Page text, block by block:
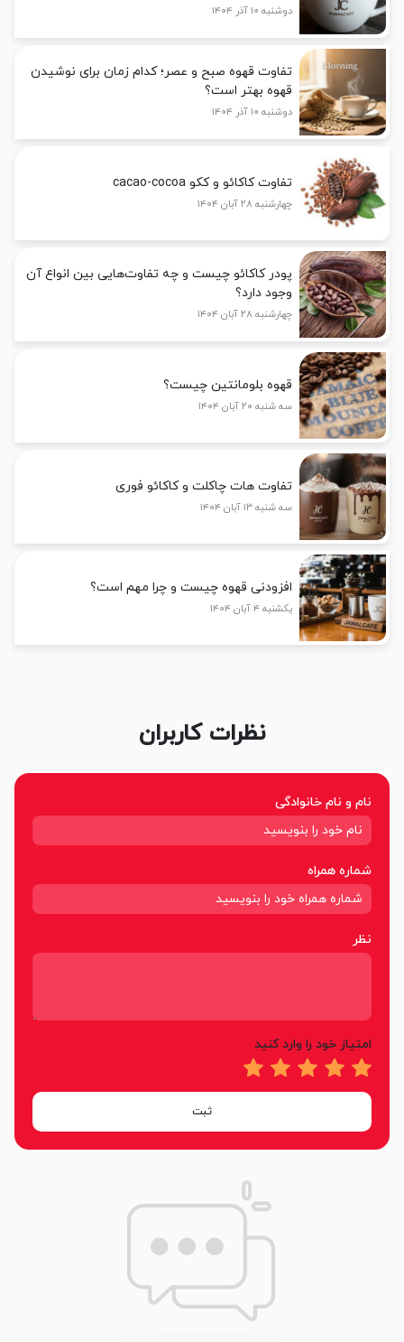
دوشنبه ۱۰ آذر ۱۴۰۴
تفاوت قهوه صبح و عصر؛ کدام زمان برای نوشیدن
قهوه بهتر است؟
دوشنبه ۱۰ آذر ۱۴۰۴
تفاوت کاکائو و ککو cacao-cocoa
چهارشنبه ۲۸ آبان ۱۴۰۴
پودر کاکائو چیست و چه تفاوت‌هایی بین انواع آن
وجود دارد؟
چهارشنبه ۲۸ آبان ۱۴۰۴
قهوه بلومانتین چیست؟
سه شنبه ۲۰ آبان ۱۴۰۴
تفاوت هات چاکلت و کاکائو فوری
سه شنبه ۱۳ آبان ۱۴۰۴
افزودنی قهوه چیست و چرا مهم است؟
یکشنبه ۴ آبان ۱۴۰۴
نظرات کاربران
نام و نام خانوادگی
شماره همراه
نظر
امتیاز خود را وارد کنید
ثبت